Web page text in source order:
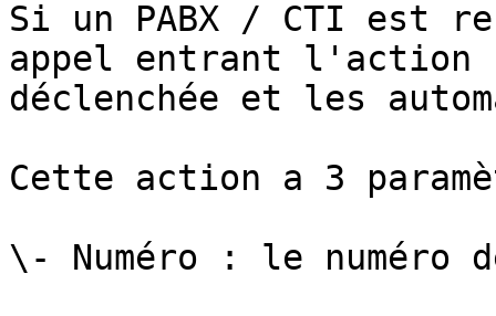
Si un PABX / CTI est
appel entrant l'action
déclenchée et les
Cette action a 3
\- Numéro : le numéro